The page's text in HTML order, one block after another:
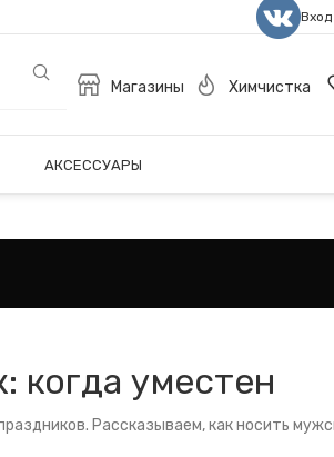
Магазины Химчистка
АКСЕССУАРЫ
когда уместен
Рассказываем, как носить